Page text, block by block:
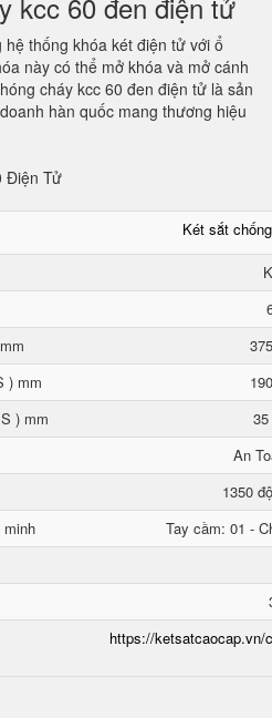
hệ thống khóa két điện tử với ổ
này có thể mở khóa và mở cánh
cháy kcc 60 đen điện tử là sản
hàn quốc mang thương hiệu
Két sắt
) mm
) mm
An
1350
minh
Tay cầm: 01 -
https://ketsatcaocap.vn/